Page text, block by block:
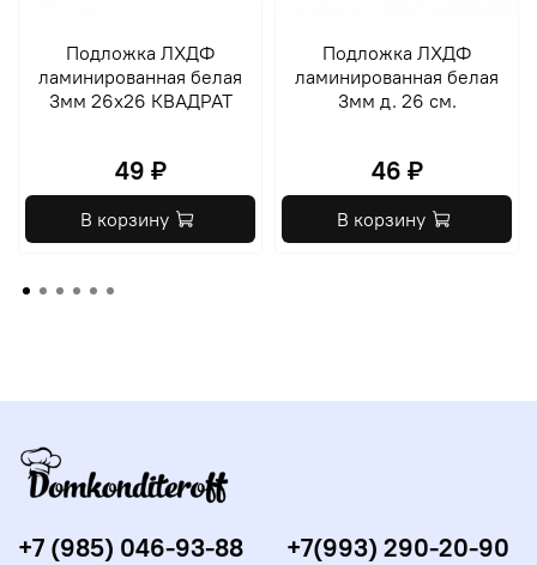
Подложка ЛХДФ
ламинированная белая
3мм 26х26 КВАДРАТ
49 ₽
В корзину
Подложка ЛХДФ
ламинированная белая
3мм д. 26 см.
46 ₽
В корзину
+7 (985) 046-93-88 +7(993) 290-20-90